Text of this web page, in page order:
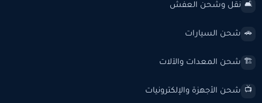
🛋️ نقل وشحن العفش
🚗 شحن السيارات
🏗️ شحن المعدات والآلات
📺 شحن الأجهزة والإلكترونيات